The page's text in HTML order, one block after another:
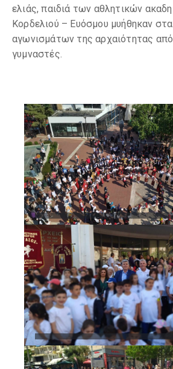
ελιάς, παιδιά των αθλητικών
Κορδελιού – Ευόσμου μυήθηκαν
αγωνισμάτων της αρχαιότητας από
γυμναστές.